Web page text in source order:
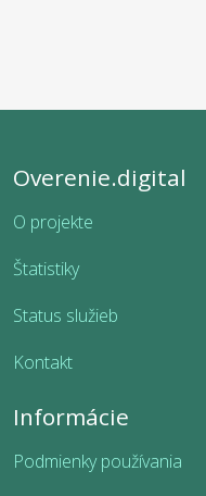
Overenie.digital
O projekte
Štatistiky
Status služieb
Kontakt
Informácie
Podmienky používania